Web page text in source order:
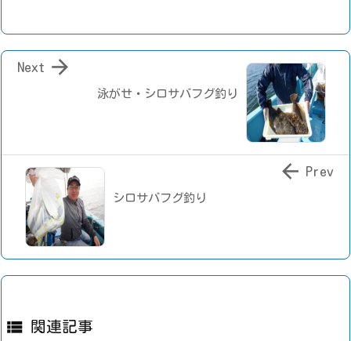
泳がせ・シロサバフグ釣り

Next
シロサバフグ釣り
 Prev
 関連記事